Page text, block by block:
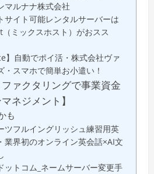
マルナナ株式会社
サイト可能レンタルサーバーは
ミックスホスト）がおスス
】自動でポイ活・株式会社ヴァ
・スマホで簡単お小遣い！
ァクタリングで事業資金
ネジメント】
も
ツフルイングリッシュ練習用英
業界初のオンライン英会話×AI文
ットコム_ネームサーバー変更手